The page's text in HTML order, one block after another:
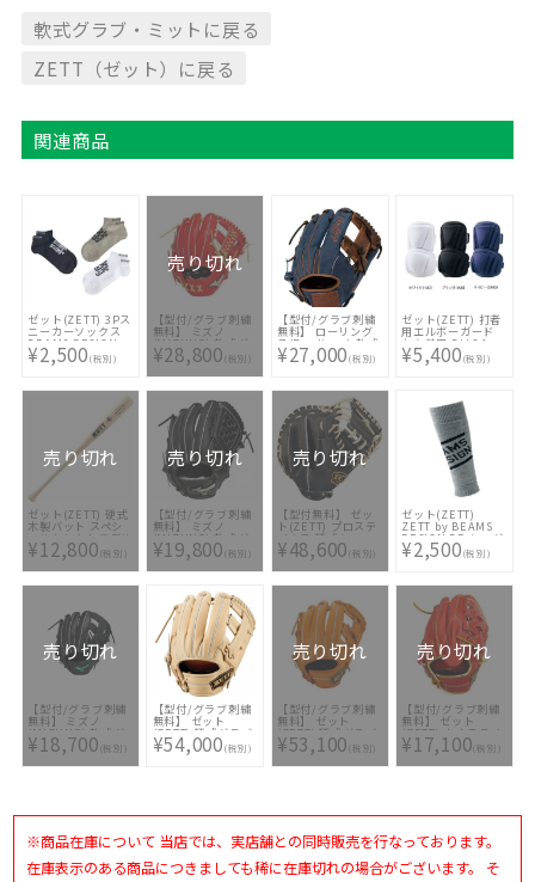
軟式グラブ・ミットに戻る
ZETT（ゼット）に戻る
関連商品
ゼット(ZETT) 3Pス
ニーカーソックス
BEAMS DESIGN
BK79104-ASST1
¥2,500(税別)
売り切れ
【型付/グラブ刺繍
無料】 ミズノ
(MIZUNO) 軟式グ
ラブ グローバルエ
リート プロフェッ
ショナルセレクショ
ン 内野手用
1AJGR32213-7080
[ 型付け無料 軟式グ
ラブ刺繍1ヶ所無料
(単色のみ)]
¥28,800(税別)
【型付/グラブ刺繍
無料】 ローリング
ス(Rawlings) 軟式
グラブ PRO EXCEL
Jeans 内野手用
型付け無料 軟式グ
ラブ刺繍1ヶ所無料
(単色のみ)]
¥27,000(税別)
ゼット(ZETT) 打者
用エルボーガード
左右兼用 BLL34
¥5,400(税別)
売り切れ
ゼット(ZETT) 硬式
木製バット スペシ
ャルセレクトモデル
BWT16184-
1200GE
¥12,800(税別)
売り切れ
【型付/グラブ刺繍
無料】 ミズノ
(MIZUNO) 軟式グ
ラブ グローバルエ
リート SELECT オ
ールラウンド用
型付け無料 軟式グ
ラブ刺繍1ヶ所無料
(単色のみ)]
¥19,800(税別)
売り切れ
【型付無料】 ゼッ
ト(ZETT) プロステ
イタス 硬式キャッ
チャーミット 小林
タイプ
BPROCM922-1932
[ ミット型付け無料
¥48,600(税別)
ゼット(ZETT)
ZETT by BEAMS
DESIGN BD レッグ
ウォーマー
BK79403-1500
¥2,500(税別)
売り切れ
【型付/グラブ刺繍
無料】 ミズノ
(MIZUNO) 軟式グ
ラブ エンジニアー
ドスタイル 内野手
用 1AJGR32513-09
¥18,700(税別)
【型付/グラブ刺繍
無料】 ゼット
(ZETT) 硬式グラブ
グローブ プロステ
イタスSEシリーズ
硬式グラブ刺繍2ヶ
縁取り・影付きの場
合、1ヶ所+3300円
(税込)]
¥54,000(税別)
売り切れ
【型付/グラブ刺繍
無料】 ゼット
(ZETT) 硬式グラブ
プロステイタス SE
BPROG766S-5600
[ 型付け無料 硬式グ
1ヶ所+3300円(税
¥53,100(税別)
売り切れ
【型付/グラブ刺繍
無料】 ゼット
(ZETT) ネオステイ
タス 軟式グラブ
BRGB31021-6436
[ 型付け無料 軟式グ
¥17,100(税別)
※商品在庫について 当店では、実店舗との同時販売を行なっております。
在庫表示のある商品につきましても稀に在庫切れの場合がございます。 そ